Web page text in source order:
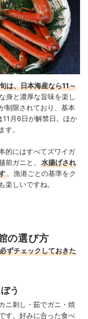
松葉ガニ会席が味わえ
は、日本海産なら11～
身と濃厚な旨味を楽し
制限されており、基本
11月6日が解禁日。ほか
す。
的にはすべてズワイガ
前ガニと、
水揚げされ
。漁港ごとの基準をク
楽しいですね。
の選び方
ずチェックしておきた
う
ニ刺し・茹でガニ・焼
す。好みに合った食べ